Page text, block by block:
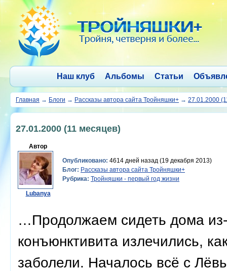
Наш клуб Альбомы Статьи
Главная → Блоги → Рассказы автора сайта Тройняшки+ → 27.01.2000
27.01.2000 (11 месяцев)
Автор
Lubanya
Опубликовано: 4614 дней назад (19 декабря 2013)
Блог: Рассказы автора сайта Тройняшки+
Рубрика: Тройняшки - первый год жизни
…Продолжаем сидеть дома из-
конъюнктивита излечились,
заболели. Началось всё с